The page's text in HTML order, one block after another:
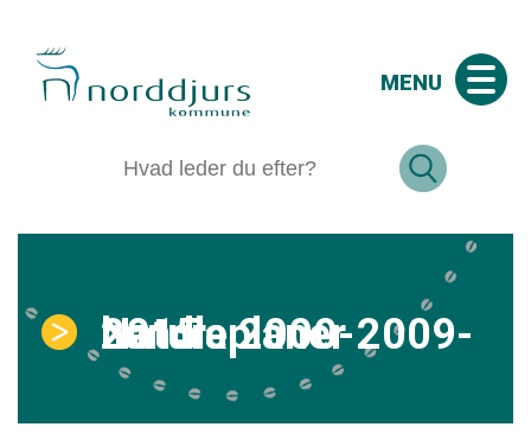
MENU
Natura 2000-handleplaner 2009-2015